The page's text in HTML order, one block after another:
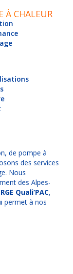
À CHALEUR
de pompe à
des services
Nous
des Alpes-
Quali’PAC,
permet à nos